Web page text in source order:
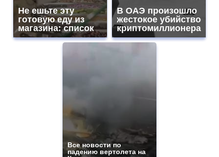
Не ешьте эту
готовую еду из
магазина: список
В ОАЭ произошло
жестокое убийство
криптомиллионера
Все новости по
падению вертолета на